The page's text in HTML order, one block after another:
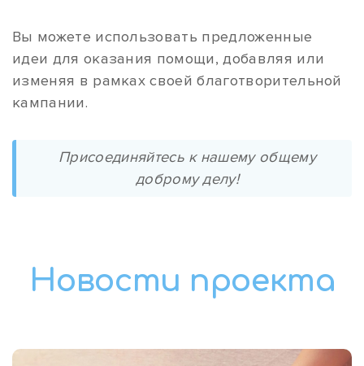
Вы можете использовать предложенные
идеи для оказания помощи, добавляя или
изменяя в рамках своей благотворительной
кампании.
Присоединяйтесь к нашему общему
доброму делу!
Новости проекта